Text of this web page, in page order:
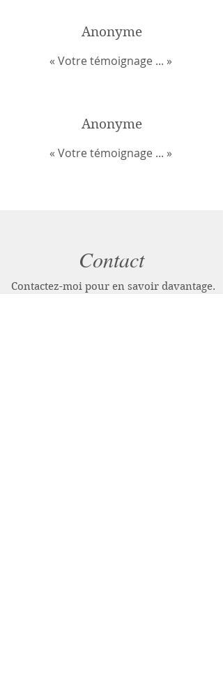
Anonyme
« Votre témoignage ... »
Anonyme
« Votre témoignage ... »
Contact
Contactez-moi pour en savoir davantage.